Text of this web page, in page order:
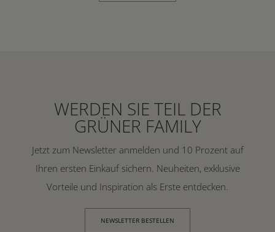
WERDEN SIE TEIL DER
GRÜNER FAMILY
Jetzt zum Newsletter anmelden und 10 Prozent auf
Ihren ersten Einkauf sichern. Neuheiten, exklusive
Vorteile und Inspiration als Erste entdecken.
NEWSLETTER BESTELLEN